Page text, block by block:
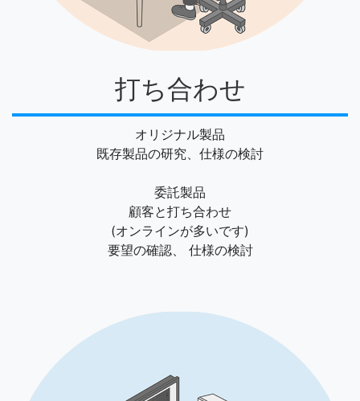
打ち合わせ
オリジナル製品
既存製品の研究、仕様の検討
委託製品
顧客と打ち合わせ
(オンラインが多いです)
要望の確認、 仕様の検討